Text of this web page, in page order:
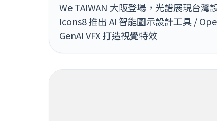
We TAIWAN 大阪登場，光譜展現台
Icons8 推出 AI 智能圖示設計工具 /
GenAI VFX 打造視覺特效